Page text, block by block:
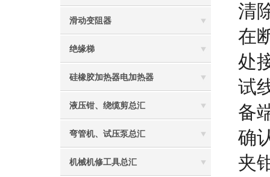
滑动变阻器
绝缘梯
硅橡胶加热器电加热器
液压钳、绕缆剪总汇
弯管机、试压泵总汇
机械机修工具总汇
清
在
处
试
备
确
夹